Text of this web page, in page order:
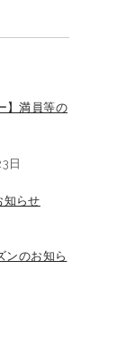
】満員等の
日
知らせ
ンのお知ら